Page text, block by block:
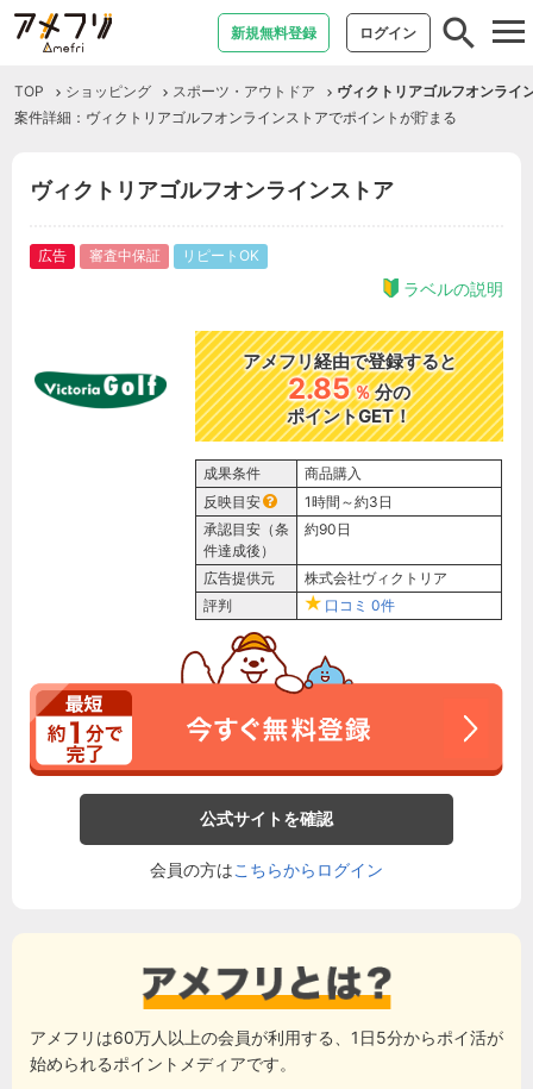
新規無料登録 ログイン
TOP ショッピング スポーツ・アウトドア
ヴィクトリアゴルフオンライ
案件詳細：ヴィクトリアゴルフオンラインストアでポイントが貯まる
ヴィクトリアゴルフオンラインストア
広告 審査中保証 リピートOK
ラベルの説明
アメフリ経由で登録すると
2.85％分の
ポイントGET！
成果条件
商品購入
反映目安
1時間～約3日
承認目安（条
件達成後）
約90日
広告提供元
株式会社ヴィクトリア
評判
口コミ 0件
公式サイトを確認
会員の方はこちらからログイン
アメフリは60万人以上の会員が利用する、1日5分からポイ活が
始められるポイントメディアです。